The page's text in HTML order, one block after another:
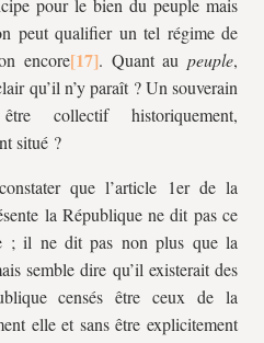
pour le bien du peuple mais
peut qualifier un tel régime de
encore . Quant aupeuple,
qu’il n’y paraît ? Un souverain
collectif historiquement,
situé ?
que l’article 1er de la
la République ne dit pas ce
; il ne dit pas non plus que la
semble dire qu’il existerait des
censés être ceux de la
elle et sans être explicitement